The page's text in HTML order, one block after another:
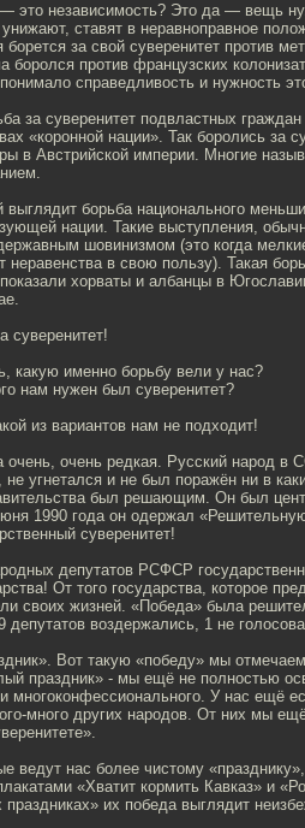
это независимость? Это да — вещь
унижают, ставят в неравноправное
борется за свой суверенитет против
боролся против французских
справедливость и нужность
за суверенитет подвластных
«коронной нации». Так боролись за
в Австрийской империи. Многие
борьба национального
нации. Такие выступления,
шовинизмом (это когда
неравенства в свою пользу). Такая
хорваты и албанцы в
суверенитет!
какую именно борьбу вели у нас?
нам нужен был суверенитет?
из вариантов нам не подходит!
очень, очень редкая. Русский народ
угнетался и не был поражён ни в
был решающим. Он был
1990 года он одержал
суверенитет!
депутатов РСФСР
От того государства, которое
своих жизней. «Победа» была
депутатов воздержались, 1 не
Вот такую «победу» мы
праздник» - мы ещё не полностью
многоконфессионального. У нас ещё
много других народов. От них мы
ведут нас более чистому
«Хватит кормить Кавказ» и
праздниках» их победа выглядит